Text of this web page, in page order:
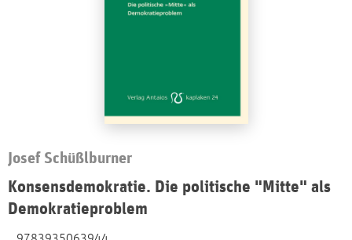
Josef Schüßlburner
Konsensdemokratie. Die politische "Mitte" als
Demokratieproblem